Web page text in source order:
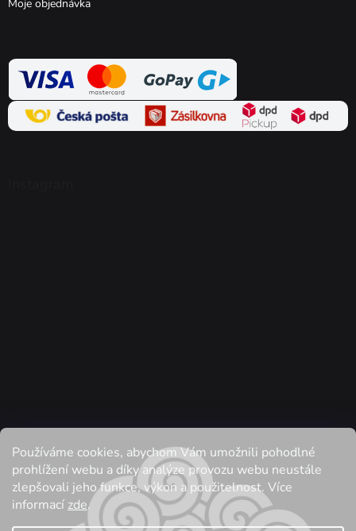
Používáme cookies, abychom Vám umožnili pohodlné
prohlížení webu a díky analýze provozu webu neustále
zlepšovali jeho funkce, výkon a použitelnost. Více
informací zde.
Moje objednávka
Sledovat na Instagramu